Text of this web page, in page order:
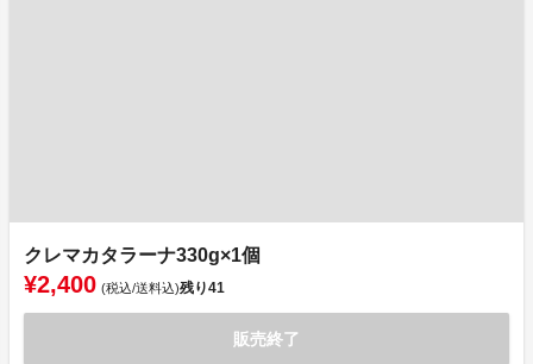
クレマカタラーナ330g×1個
¥2,400 (税込/送料込)残り41
販売終了